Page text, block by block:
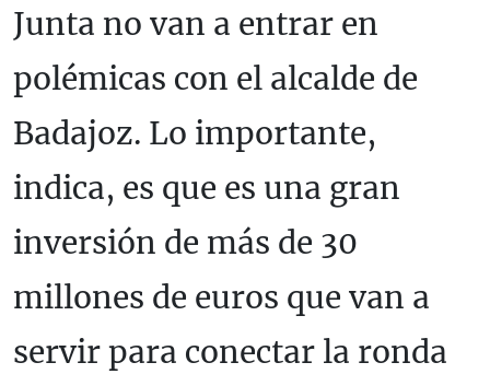
Junta no van a entrar en
polémicas con el alcalde de
Badajoz. Lo importante,
indica, es que es una gran
inversión de más de 30
millones de euros que van a
servir para conectar la ronda